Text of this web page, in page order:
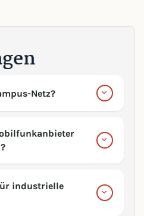
Netz?
industrielle